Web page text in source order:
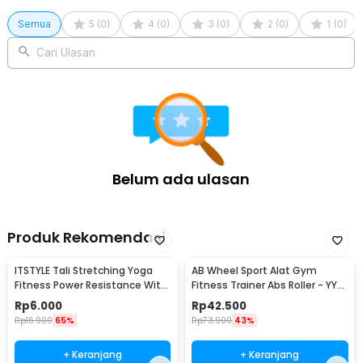
Semua 5 (0) 4 (0) 3 (0) 2 (0) 1 (0)
Cari Ulasan
Belum ada ulasan
Produk Rekomendasi
ITSTYLE Tali Stretching Yoga
Fitness Power Resistance With
Foam Handle - TT007N
Rp6.000
Rp16.900 65%
+ Keranjang
AB Wheel Sport Alat Gym
Fitness Trainer Abs Roller - YY-
1601
Rp42.500
Rp73.900 43%
+ Keranjang